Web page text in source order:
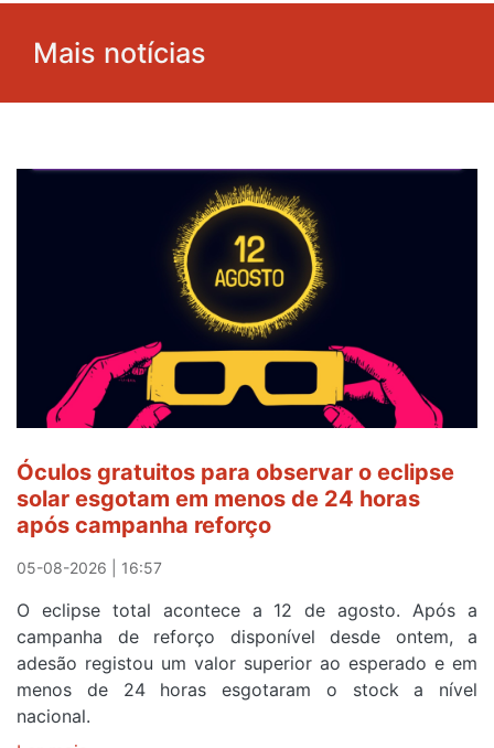
Mais notícias
Óculos gratuitos para observar o eclipse
solar esgotam em menos de 24 horas
após campanha reforço
05-08-2026 | 16:57
O eclipse total acontece a 12 de agosto. Após a
campanha de reforço disponível desde ontem, a
adesão registou um valor superior ao esperado e em
menos de 24 horas esgotaram o stock a nível
nacional.